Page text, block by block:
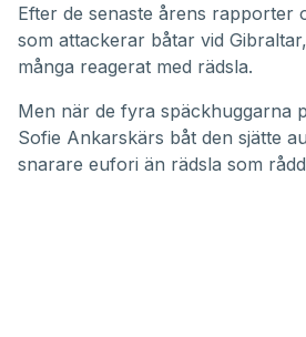
minutes,
seconds
Efter de senaste årens rapporter
som attackerar båtar vid
många reagerat med rädsla.
Men när de fyra späckhuggarna
Sofie Ankarskärs båt den sjätte
snarare eufori än rädsla som